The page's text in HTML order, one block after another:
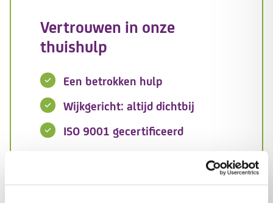
Vertrouwen in onze
thuishulp
Een betrokken hulp
Wijkgericht: altijd dichtbij
ISO 9001 gecertificeerd